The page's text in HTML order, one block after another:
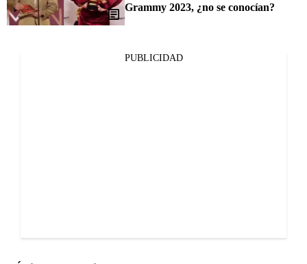
Grammy 2023, ¿no se conocían?
PUBLICIDAD